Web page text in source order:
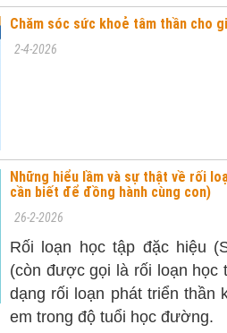
Chăm sóc sức khoẻ tâm thần cho
2-4-2026
Những hiểu lầm và sự thật về rối
cần biết để đồng hành cùng con)
26-2-2026
Rối loạn học tập đặc hiệu
(còn được gọi là rối loạn học
dạng rối loạn phát triển
em trong độ tuổi học đường.